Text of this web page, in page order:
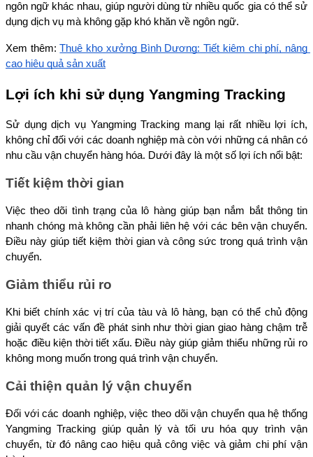
ngôn ngữ khác nhau, giúp người dùng từ nhiều quốc gia có thể sử
dụng dịch vụ mà không gặp khó khăn về ngôn ngữ.
Xem thêm: Thuê kho xưởng Bình Dương: Tiết kiệm chi phí, nâng
cao hiệu quả sản xuất
Lợi ích khi sử dụng Yangming Tracking
Sử dụng dịch vụ Yangming Tracking mang lại rất nhiều lợi ích,
không chỉ đối với các doanh nghiệp mà còn với những cá nhân có
nhu cầu vận chuyển hàng hóa. Dưới đây là một số lợi ích nổi bật:
Tiết kiệm thời gian
Việc theo dõi tình trạng của lô hàng giúp bạn nắm bắt thông tin
nhanh chóng mà không cần phải liên hệ với các bên vận chuyển.
Điều này giúp tiết kiệm thời gian và công sức trong quá trình vận
chuyển.
Giảm thiểu rủi ro
Khi biết chính xác vị trí của tàu và lô hàng, bạn có thể chủ động
giải quyết các vấn đề phát sinh như thời gian giao hàng chậm trễ
hoặc điều kiện thời tiết xấu. Điều này giúp giảm thiểu những rủi ro
không mong muốn trong quá trình vận chuyển.
Cải thiện quản lý vận chuyển
Đối với các doanh nghiệp, việc theo dõi vận chuyển qua hệ thống
Yangming Tracking giúp quản lý và tối ưu hóa quy trình vận
chuyển, từ đó nâng cao hiệu quả công việc và giảm chi phí vận